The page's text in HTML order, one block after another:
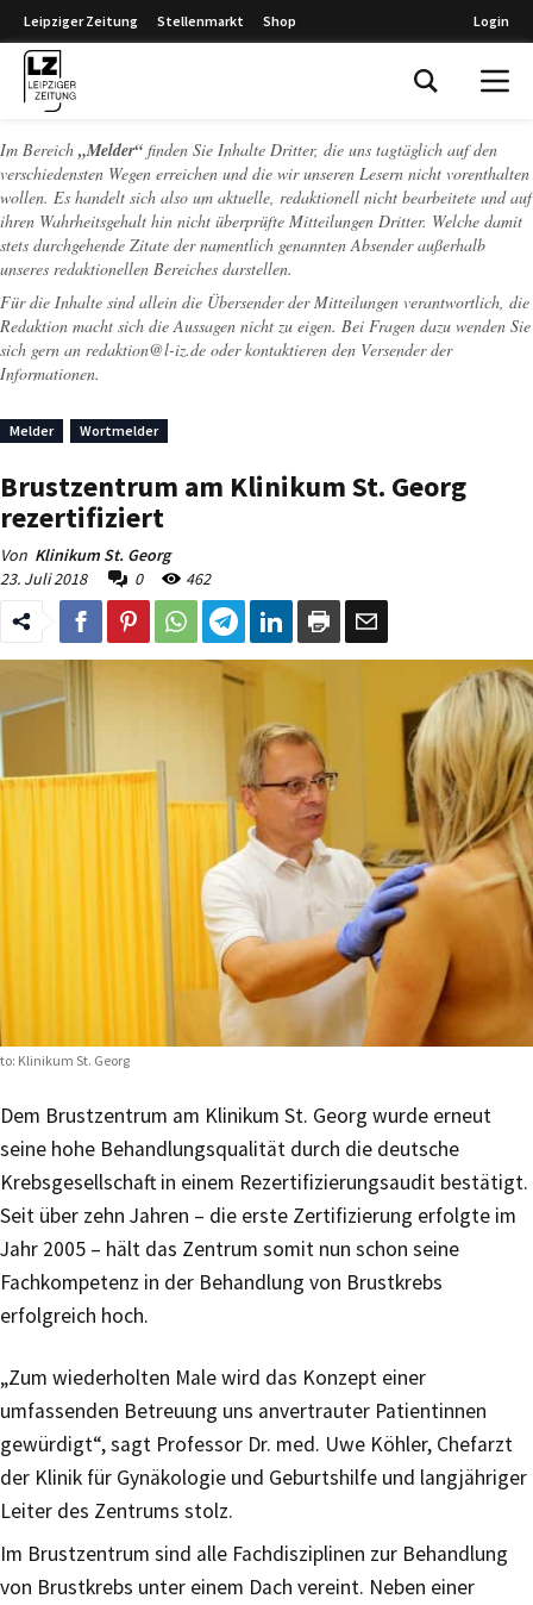
Leipziger Zeitung Stellenmarkt Shop Login
Im Bereich „Melder“ finden Sie Inhalte Dritter, die uns tagtäglich auf den
verschiedensten Wegen erreichen und die wir unseren Lesern nicht vorenthalten
wollen. Es handelt sich also um aktuelle, redaktionell nicht bearbeitete und auf
ihren Wahrheitsgehalt hin nicht überprüfte Mitteilungen Dritter. Welche damit
stets durchgehende Zitate der namentlich genannten Absender außerhalb
unseres redaktionellen Bereiches darstellen.
Für die Inhalte sind allein die Übersender der Mitteilungen verantwortlich, die
Redaktion macht sich die Aussagen nicht zu eigen. Bei Fragen dazu wenden Sie
sich gern an redaktion@l-iz.de oder kontaktieren den Versender der
Informationen.
Melder Wortmelder
Brustzentrum am Klinikum St. Georg
rezertifiziert
Von Klinikum St. Georg
23. Juli 2018
0 462
Klinikum St. Georg
Dem Brustzentrum am Klinikum St. Georg wurde erneut
seine hohe Behandlungsqualität durch die deutsche
Krebsgesellschaft in einem Rezertifizierungsaudit bestätigt.
Seit über zehn Jahren – die erste Zertifizierung erfolgte im
Jahr 2005 – hält das Zentrum somit nun schon seine
Fachkompetenz in der Behandlung von Brustkrebs
erfolgreich hoch.
„Zum wiederholten Male wird das Konzept einer
umfassenden Betreuung uns anvertrauter Patientinnen
gewürdigt“, sagt Professor Dr. med. Uwe Köhler, Chefarzt
der Klinik für Gynäkologie und Geburtshilfe und langjähriger
Leiter des Zentrums stolz.
Im Brustzentrum sind alle Fachdisziplinen zur Behandlung
von Brustkrebs unter einem Dach vereint. Neben einer